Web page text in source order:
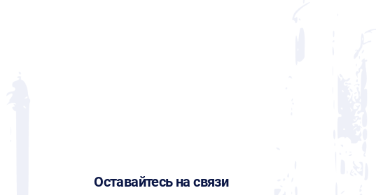
Оставайтесь на связи